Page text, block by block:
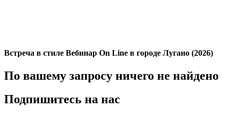
Встреча в стиле Вебинар On Line в городе Лугано (2026)
По вашему запросу ничего не найдено
Подпишитесь на нас